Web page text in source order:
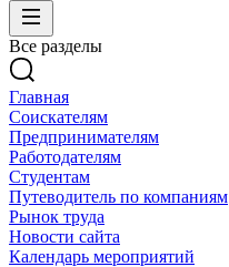
Все разделы
Главная
Соискателям
Предпринимателям
Работодателям
Студентам
Путеводитель по компаниям
Рынок труда
Новости сайта
Календарь мероприятий